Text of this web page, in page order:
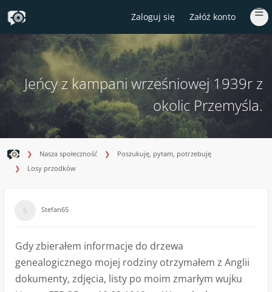
line43:DOMDocument::loadHTML(): htmlParseEntityRef: expecting ';' in Entity, line: 13
Zaloguj się Załóż konto
Jeńcy z kampani wrześniowej 1939r z
okolic Przemyśla.
Nasza społeczność
Poszukuję, pytam, potrzebuję
Losy przodków
Stefan65
Gdy zbierałem informacje do drzewa
genealogicznego mojej rodziny otrzymałem z Anglii
dokumenty, zdjęcia, listy po moim zmarłym wujku